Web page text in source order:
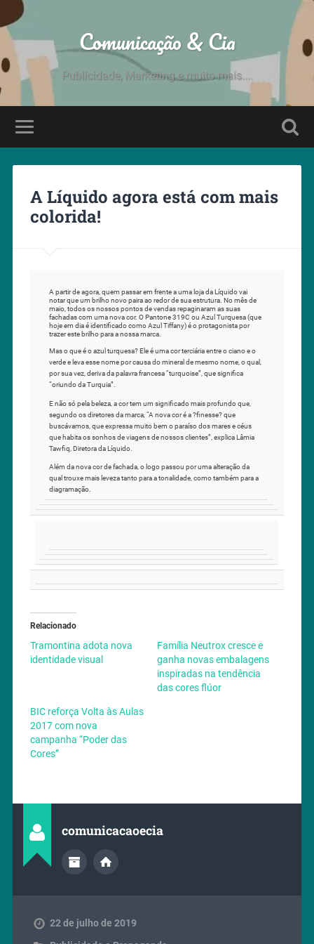
Comunicação & Cia
Publicidade, Marketing e muito mais....
A Líquido agora está com mais
colorida!
A partir de agora, quem passar em frente a uma loja da Líquido vai
notar que um brilho novo paira ao redor de sua estrutura. No mês de
maio, todos os nossos pontos de vendas repaginaram as suas
fachadas com uma nova cor. O Pantone 319C ou Azul Turquesa (que
hoje em dia é identificado como Azul Tiffany) é o protagonista por
trazer este brilho para a nossa marca.
Mas o que é o azul turquesa? Ele é uma cor terciária entre o ciano e o
verde e leva esse nome por causa do mineral de mesmo nome, o qual,
por sua vez, deriva da palavra francesa “turquoise”, que significa
“oriundo da Turquia”.
E não só pela beleza, a cor tem um significado mais profundo que,
segundo os diretores da marca, “A nova cor é a ?finesse? que
buscávamos, que expressa muito bem o paraíso dos mares e céus
que habita os sonhos de viagens de nossos clientes”, explica Lâmia
Tawfiq, Diretora da Líquido.
Além da nova cor de fachada, o logo passou por uma alteração da
qual trouxe mais leveza tanto para a tonalidade, como também para a
diagramação.
Relacionado
Tramontina adota nova
identidade visual
Família Neutrox cresce e
ganha novas embalagens
inspiradas na tendência
das cores flúor
BIC reforça Volta às Aulas
2017 com nova
campanha “Poder das
Cores”
comunicacaoecia
22 de julho de 2019